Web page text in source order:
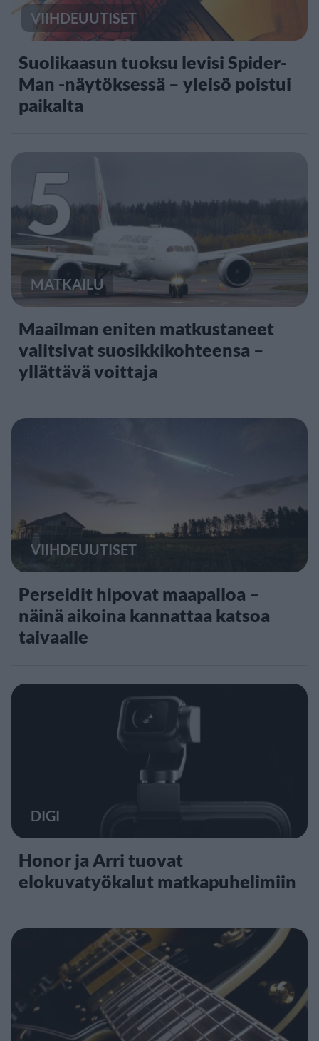
VIIHDEUUTISET
Suolikaasun tuoksu levisi Spider-
Man -näytöksessä – yleisö poistui
paikalta
5
MATKAILU
Maailman eniten matkustaneet
valitsivat suosikkikohteensa –
yllättävä voittaja
VIIHDEUUTISET
Perseidit hipovat maapalloa –
näinä aikoina kannattaa katsoa
taivaalle
DIGI
Honor ja Arri tuovat
elokuvatyökalut matkapuhelimiin